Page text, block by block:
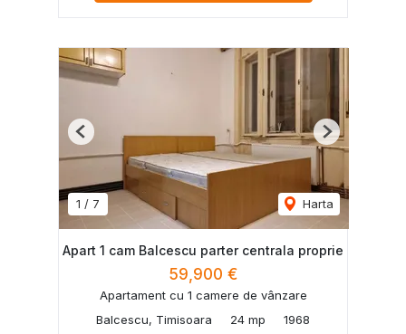
1 / 7 Harta
Previous Next
Apart 1 cam Balcescu parter centrala proprie
59,900 €
Apartament cu 1 camere de vânzare
Balcescu, Timisoara
24 mp 1968